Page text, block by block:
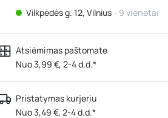
Vilkpėdės g. 12, Vilnius - 9 vienetai
Ateities g. 15, Vilnius- 9 vienetai
Kauno r., Narsiečių k., Vytauto g. 183,
Kaunas - 3 vienetai
Šilutės pl. 83A, Klaipėda- 16 vienetų
Pramonės g. 7, Šiauliai
Atsiėmimas paštomate
Nuo 3,99 €, 2-4 d.d.*
Pristatymas kurjeriu
Nuo 3,49 €, 2-4 d.d.*